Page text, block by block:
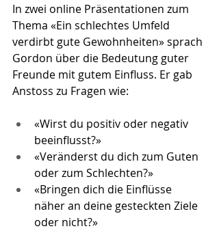
In zwei online Präsentationen zum
Thema «Ein schlechtes Umfeld
verdirbt gute Gewohnheiten» sprach
Gordon über die Bedeutung guter
Freunde mit gutem Einfluss. Er gab
Anstoss zu Fragen wie:
«Wirst du positiv oder negativ
beeinflusst?»
«Veränderst du dich zum Guten
oder zum Schlechten?»
«Bringen dich die Einflüsse
näher an deine gesteckten Ziele
oder nicht?»